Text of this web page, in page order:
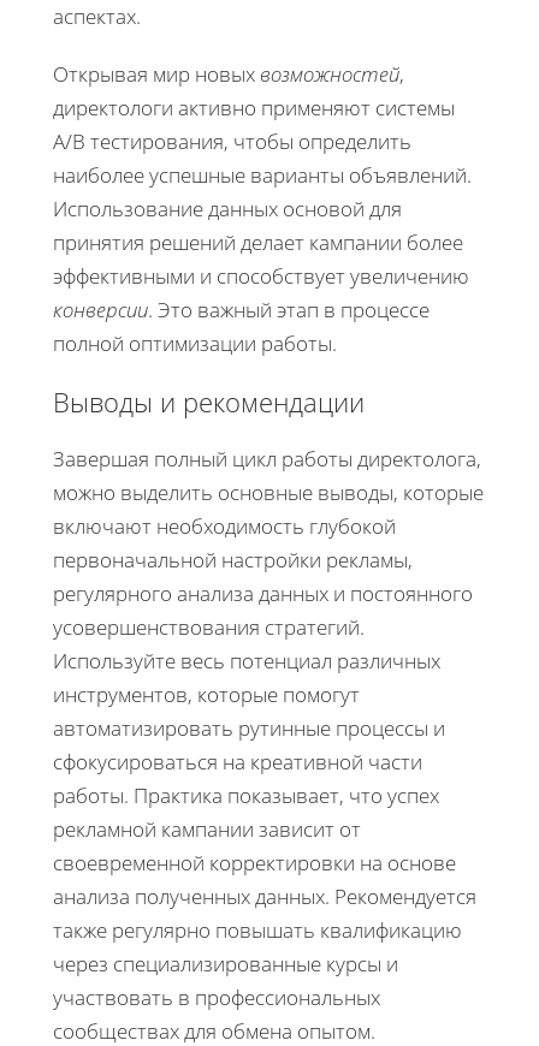
аспектах.
Открывая мир новых возможностей,
директологи активно применяют системы
A/B тестирования, чтобы определить
наиболее успешные варианты объявлений.
Использование данных основой для
принятия решений делает кампании более
эффективными и способствует увеличению
конверсии. Это важный этап в процессе
полной оптимизации работы.
Выводы и рекомендации
Завершая полный цикл работы директолога,
можно выделить основные выводы, которые
включают необходимость глубокой
первоначальной настройки рекламы,
регулярного анализа данных и постоянного
усовершенствования стратегий.
Используйте весь потенциал различных
инструментов, которые помогут
автоматизировать рутинные процессы и
сфокусироваться на креативной части
работы. Практика показывает, что успех
рекламной кампании зависит от
своевременной корректировки на основе
анализа полученных данных. Рекомендуется
также регулярно повышать квалификацию
через специализированные курсы и
участвовать в профессиональных
сообществах для обмена опытом.